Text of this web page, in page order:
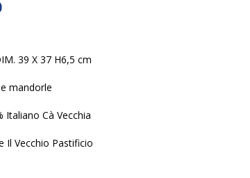
39 X 37 H6,5 cm
mandorle
Italiano Cà Vecchia
Il Vecchio Pastificio